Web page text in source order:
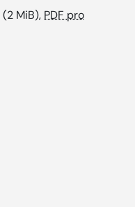
(2 MiB),PDF pro